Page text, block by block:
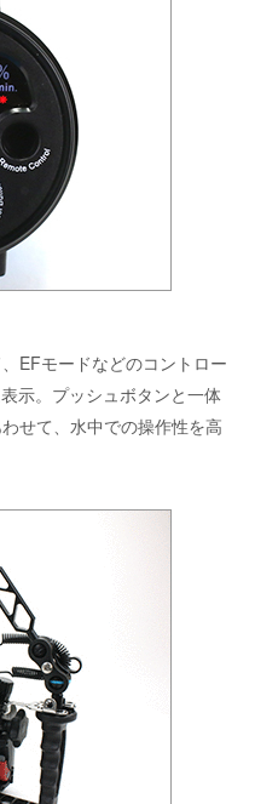
EFモードなどのコントロー
示。プッシュボタンと一体
せて、水中での操作性を高